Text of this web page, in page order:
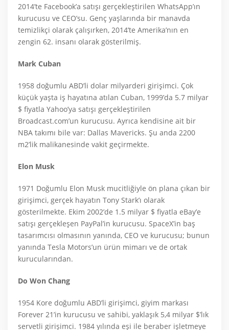
2014’te Facebook’a satışı gerçekleştirilen WhatsApp’ın
kurucusu ve CEO’su. Genç yaşlarında bir manavda
temizlikçi olarak çalışırken, 2014’te Amerika’nın en
zengin 62. insanı olarak gösterilmiş.
Mark Cuban
1958 doğumlu ABD’li dolar milyarderi girişimci. Çok
küçük yaşta iş hayatına atılan Cuban, 1999’da 5.7 milyar
$ fiyatla Yahoo’ya satışı gerçekleştirilen
Broadcast.com’un kurucusu. Ayrıca kendisine ait bir
NBA takımı bile var: Dallas Mavericks. Şu anda 2200
m2’lik malikanesinde vakit geçirmekte.
Elon Musk
1971 Doğumlu Elon Musk mucitliğiyle ön plana çıkan bir
girişimci, gerçek hayatın Tony Stark’ı olarak
gösterilmekte. Ekim 2002’de 1.5 milyar $ fiyatla eBay’e
satışı gerçekleşen PayPal’in kurucusu. SpaceX’in baş
tasarımcısı olmasının yanında, CEO ve kurucusu; bunun
yanında Tesla Motors’un ürün mimarı ve de ortak
kurucularından.
Do Won Chang
1954 Kore doğumlu ABD’li girişimci, giyim markası
Forever 21’in kurucusu ve sahibi, yaklaşık 5,4 milyar $’lık
servetli girişimci. 1984 yılında eşi ile beraber işletmeye